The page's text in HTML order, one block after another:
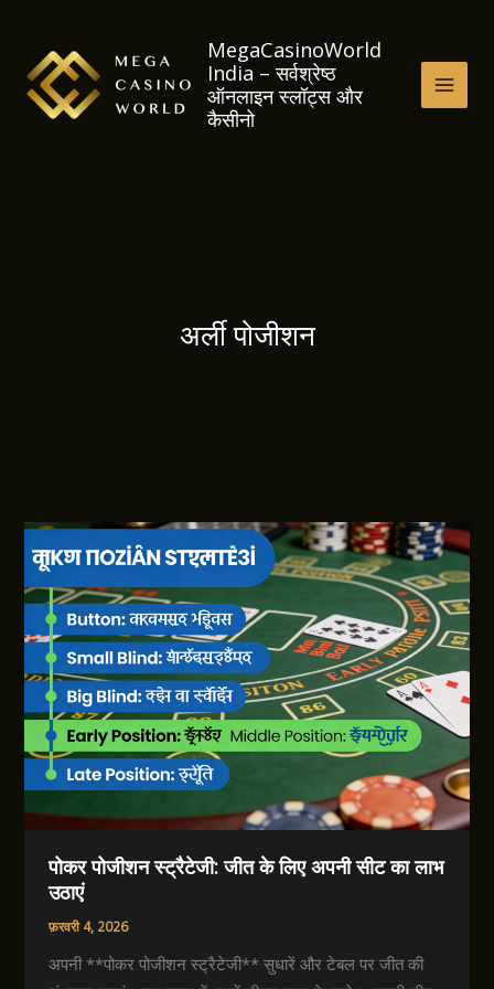
content
MegaCasinoWorld
India – सर्वश्रेष्ठ
ऑनलाइन स्लॉट्स और
कैसीनो
अर्ली पोजीशन
पोकर पोजीशन स्ट्रैटेजी: जीत के लिए अपनी सीट का लाभ
उठाएं
फ़रवरी 4, 2026
अपनी **पोकर पोजीशन स्ट्रैटेजी** सुधारें और टेबल पर जीत की